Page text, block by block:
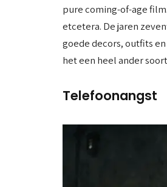
pure coming-of-age
etcetera. De jaren
goede decors, outfits
het een heel ander
Telefoonangst